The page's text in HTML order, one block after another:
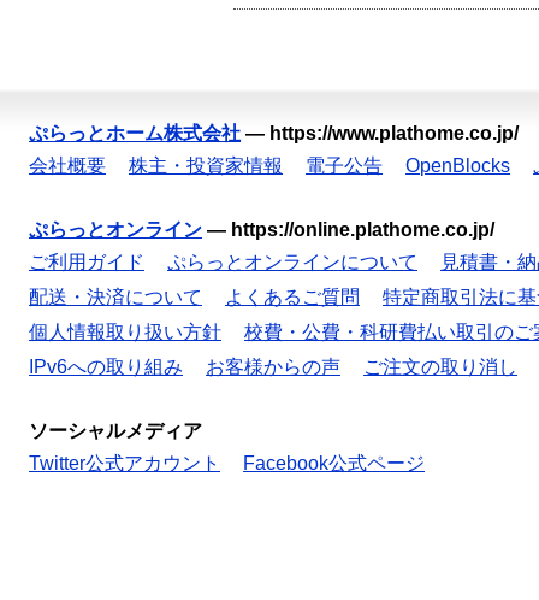
ぷらっとホーム株式会社 — https://www.plathome.co.jp/
会社概要
株主・投資家情報 電子公告 OpenBlocks
ぷらっとオンライン — https://online.plathome.co.jp/
ご利用ガイド
ぷらっとオンラインについて
見積書・
配送・決済について
よくあるご質問
特定商取引法に
個人情報取り扱い方針
校費・公費・科研費払い取引のご
IPv6への取り組み
お客様からの声 ご注文の取り消し
ソーシャルメディア
Twitter公式アカウント
Facebook公式ページ